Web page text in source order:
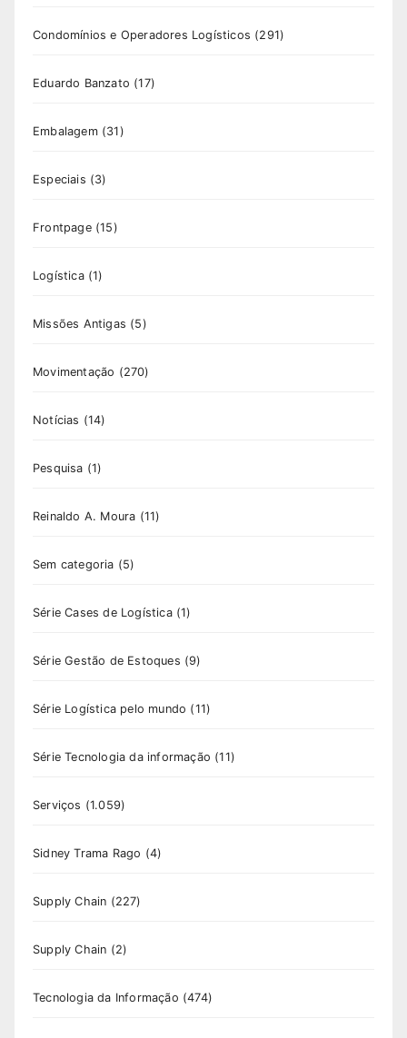
Condomínios e Operadores Logísticos (291)
Eduardo Banzato (17)
Embalagem(31)
Especiais (3)
Frontpage(15)
Logística(1)
Missões Antigas (5)
Movimentação (270)
Notícias (14)
Pesquisa (1)
Reinaldo A. Moura (11)
Sem categoria (5)
Série Cases de Logística(1)
Série Gestão de Estoques (9)
Série Logística pelo mundo (11)
Série Tecnologia da informação (11)
Serviços (1.059)
Sidney Trama Rago (4)
Supply Chain (227)
Supply Chain (2)
Tecnologia da Informação (474)